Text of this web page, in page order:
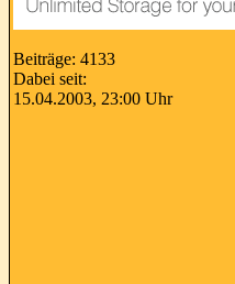
Beiträge: 4133
Dabei seit:
15.04.2003, 23:00 Uhr